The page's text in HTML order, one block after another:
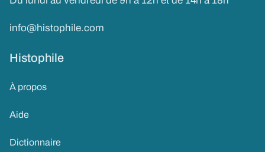
info@histophile.com
Histophile
À propos
Aide
Dictionnaire